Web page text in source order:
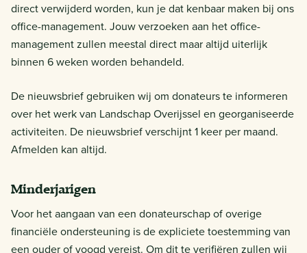
direct verwijderd worden, kun je dat kenbaar maken bij ons
office-management. Jouw verzoeken aan het office-
management zullen meestal direct maar altijd uiterlijk
binnen 6 weken worden behandeld.
De nieuwsbrief gebruiken wij om donateurs te informeren
over het werk van Landschap Overijssel en georganiseerde
activiteiten. De nieuwsbrief verschijnt 1 keer per maand.
Afmelden kan altijd.
Minderjarigen
Voor het aangaan van een donateurschap of overige
financiële ondersteuning is de expliciete toestemming van
een ouder of voogd vereist. Om dit te verifiëren zullen wij